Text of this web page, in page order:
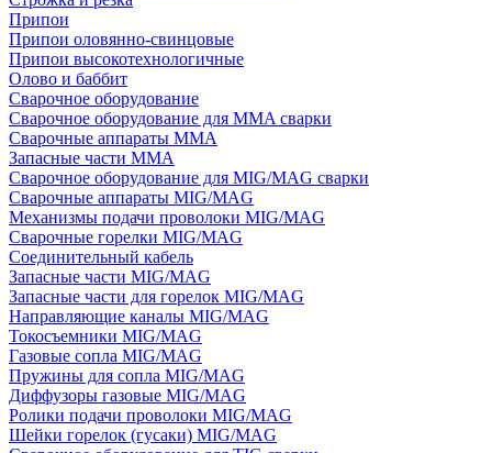
Припои
Припои оловянно-свинцовые
Припои высокотехнологичные
Олово и баббит
Сварочное оборудование
Сварочное оборудование для MMA сварки
Сварочные аппараты MMA
Запасные части MMA
Сварочное оборудование для MIG/MAG сварки
Сварочные аппараты MIG/MAG
Механизмы подачи проволоки MIG/MAG
Сварочные горелки MIG/MAG
Соединительный кабель
Запасные части MIG/MAG
Запасные части для горелок MIG/MAG
Направляющие каналы MIG/MAG
Токосъемники MIG/MAG
Газовые сопла MIG/MAG
Пружины для сопла MIG/MAG
Диффузоры газовые MIG/MAG
Ролики подачи проволоки MIG/MAG
Шейки горелок (гусаки) MIG/MAG